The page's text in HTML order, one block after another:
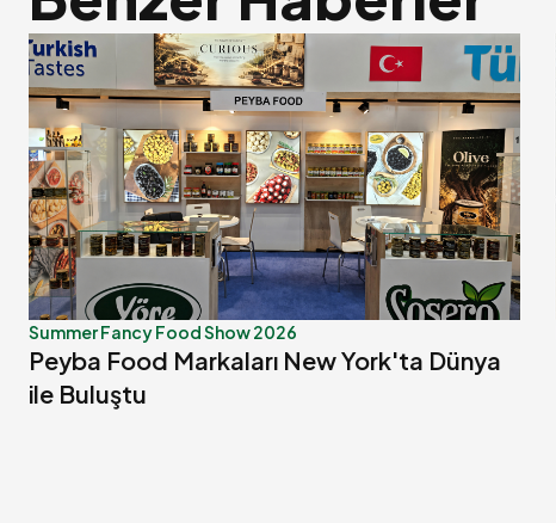
Summer Fancy Food Show 2026
Peyba Food Markaları New York'ta Dünya
ile Buluştu